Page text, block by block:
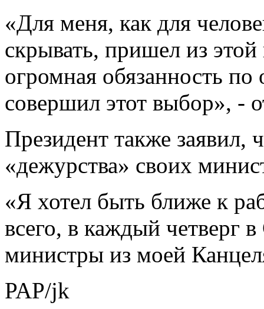
«Для меня, как для
скрывать, пришел из
огромная обязанность
совершил этот выбор», -
Президент также заявил,
«дежурства» своих
«Я хотел быть ближе к
всего, в каждый четверг
министры из моей
PAP/jk